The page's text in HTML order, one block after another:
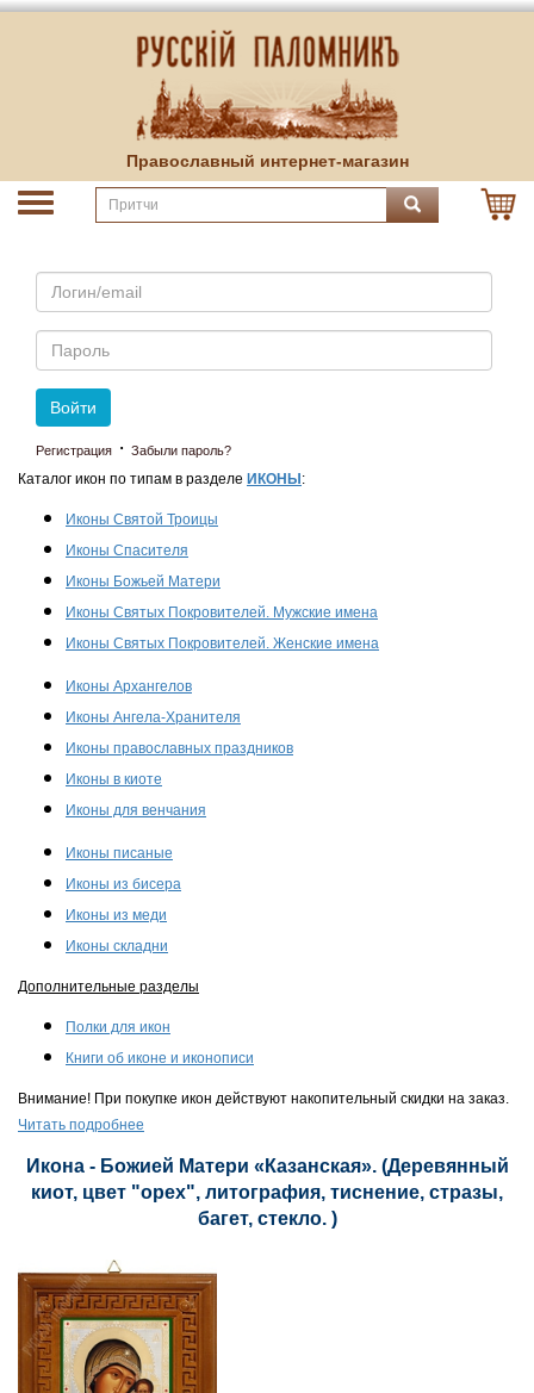
Православный интернет-магазин
Email
Пароль
Войти
Регистрация · Забыли пароль?
Каталог икон по типам в разделе ИКОНЫ :
Иконы Святой Троицы
Иконы Спасителя
Иконы Божьей Матери
Иконы Святых Покровителей. Мужские имена
Иконы Святых Покровителей. Женские имена
Иконы Архангелов
Иконы Ангела-Хранителя
Иконы православных праздников
Иконы в киоте
Иконы для венчания
Иконы писаные
Иконы из бисера
Иконы из меди
Иконы складни
Дополнительные разделы
Полки для икон
Книги об иконе и иконописи
Внимание! При покупке икон действуют накопительный скидки на заказ.
Читать подробнее
Икона - Божией Матери «Казанская». (Деревянный
киот, цвет "орех", литография, тиснение, стразы,
багет, стекло. )